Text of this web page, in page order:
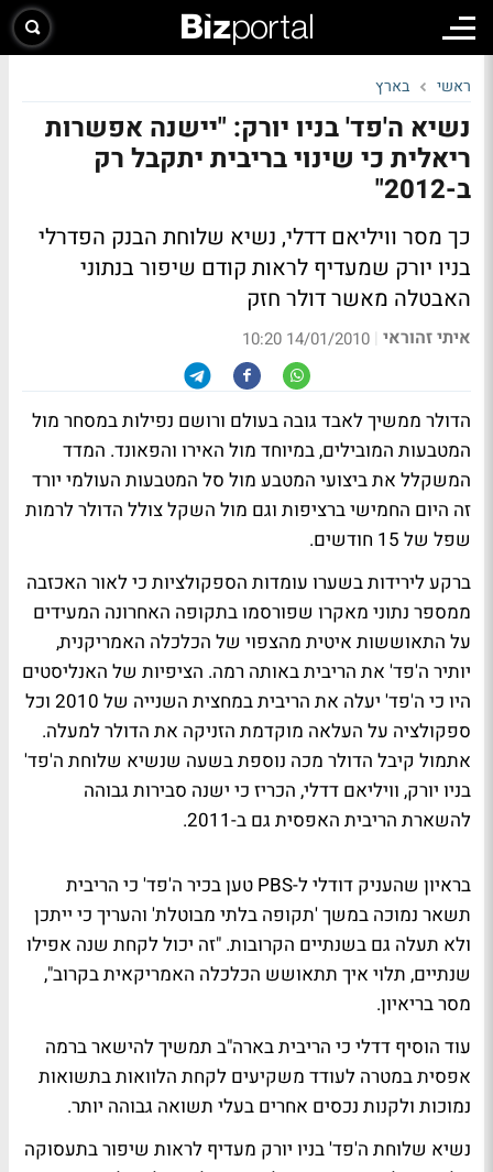
ראשי בארץ
נשיא ה'פד' בניו יורק: "יישנה אפשרות
ריאלית כי שינוי בריבית יתקבל רק
ב-2012"
כך מסר וויליאם דדלי, נשיא שלוחת הבנק הפדרלי
בניו יורק שמעדיף לראות קודם שיפור בנתוני
האבטלה מאשר דולר חזק
איתי זהוראי |
14/01/2010 10:20
הדולר ממשיך לאבד גובה בעולם ורושם נפילות במסחר מול
המטבעות המובילים, במיוחד מול האירו והפאונד. המדד
המשקלל את ביצועי המטבע מול סל המטבעות העולמי יורד
זה היום החמישי ברציפות וגם מול השקל צולל הדולר לרמות
שפל של 15 חודשים.
ברקע לירידות בשערו עומדות הספקולציות כי לאור האכזבה
ממספר נתוני מאקרו שפורסמו בתקופה האחרונה המעידים
על התאוששות איטית מהצפוי של הכלכלה האמריקנית,
יותיר ה'פד' את הריבית באותה רמה. הציפיות של האנליסטים
היו כי ה'פד' יעלה את הריבית במחצית השנייה של 2010 וכל
ספקולציה על העלאה מוקדמת הזניקה את הדולר למעלה.
אתמול קיבל הדולר מכה נוספת בשעה שנשיא שלוחת ה'פד'
בניו יורק, וויליאם דדלי, הכריז כי ישנה סבירות גבוהה
להשארת הריבית האפסית גם ב-2011.
בראיון שהעניק דודלי ל-PBS טען בכיר ה'פד' כי הריבית
תשאר נמוכה במשך 'תקופה בלתי מבוטלת' והעריך כי ייתכן
ולא תעלה גם בשנתיים הקרובות. "זה יכול לקחת שנה אפילו
שנתיים, תלוי איך תתאושש הכלכלה האמריקאית בקרוב",
מסר בריאיון.
עוד הוסיף דדלי כי הריבית בארה"ב תמשיך להישאר ברמה
אפסית במטרה לעודד משקיעים לקחת הלוואות בתשואות
נמוכות ולקנות נכסים אחרים בעלי תשואה גבוהה יותר.
נשיא שלוחת ה'פד' בניו יורק מעדיף לראות שיפור בתעסוקה